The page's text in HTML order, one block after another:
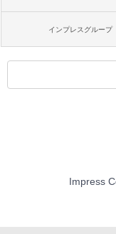
インプレスグループ
Impress